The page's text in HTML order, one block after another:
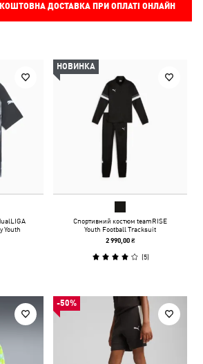
ДОСТАВКА ПРИ ОПЛАТІ ОНЛАЙН
Youth
НОВИНКА
Спортивний костюм teamRISE
Youth Football Tracksuit
2 990,00 ₴
(5)
-50%